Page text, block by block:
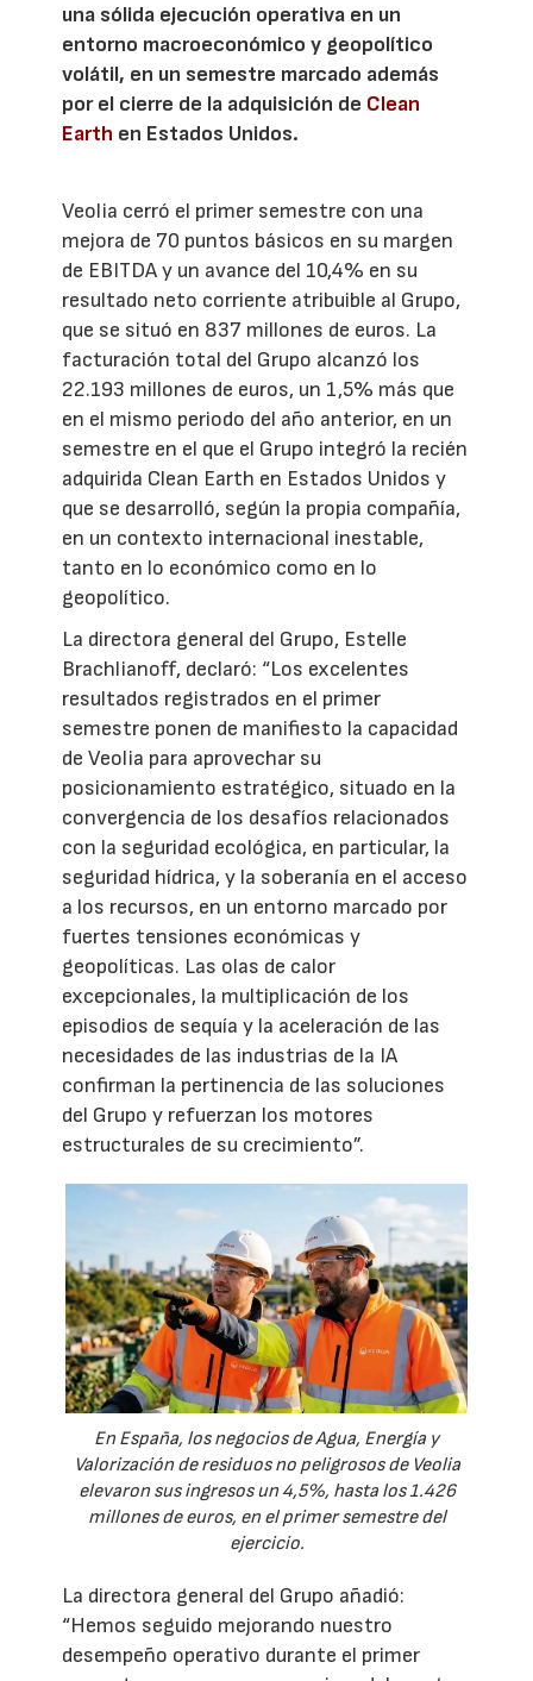
una sólida ejecución operativa en un
entorno macroeconómico y geopolítico
volátil, en un semestre marcado además
por el cierre de la adquisición de Clean
Earth en Estados Unidos.
Veolia cerró el primer semestre con una
mejora de 70 puntos básicos en su margen
de EBITDA y un avance del 10,4% en su
resultado neto corriente atribuible al Grupo,
que se situó en 837 millones de euros. La
facturación total del Grupo alcanzó los
22.193 millones de euros, un 1,5% más que
en el mismo periodo del año anterior, en un
semestre en el que el Grupo integró la recién
adquirida Clean Earth en Estados Unidos y
que se desarrolló, según la propia compañía,
en un contexto internacional inestable,
tanto en lo económico como en lo
geopolítico.
La directora general del Grupo, Estelle
Brachlianoff, declaró: “Los excelentes
resultados registrados en el primer
semestre ponen de manifiesto la capacidad
de Veolia para aprovechar su
posicionamiento estratégico, situado en la
convergencia de los desafíos relacionados
con la seguridad ecológica, en particular, la
seguridad hídrica, y la soberanía en el acceso
a los recursos, en un entorno marcado por
fuertes tensiones económicas y
geopolíticas. Las olas de calor
excepcionales, la multiplicación de los
episodios de sequía y la aceleración de las
necesidades de las industrias de la IA
confirman la pertinencia de las soluciones
del Grupo y refuerzan los motores
estructurales de su crecimiento”.
En España, los negocios de Agua, Energía y
Valorización de residuos no peligrosos de Veolia
elevaron sus ingresos un 4,5%, hasta los 1.426
millones de euros, en el primer semestre del
ejercicio.
La directora general del Grupo añadió:
“Hemos seguido mejorando nuestro
desempeño operativo durante el primer